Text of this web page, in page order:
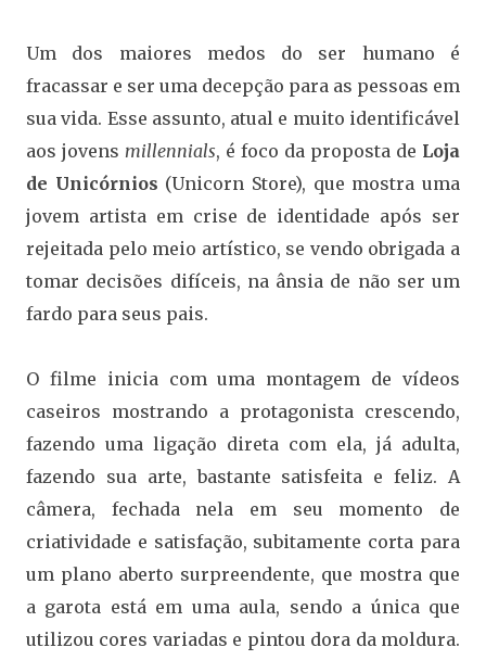
Um dos maiores medos do ser humano é
fracassar e ser uma decepção para as pessoas em
sua vida. Esse assunto, atual e muito identificável
aos jovens millennials, é foco da proposta de Loja
de Unicórnios (Unicorn Store), que mostra uma
jovem artista em crise de identidade após ser
rejeitada pelo meio artístico, se vendo obrigada a
tomar decisões difíceis, na ânsia de não ser um
fardo para seus pais.
O filme inicia com uma montagem de vídeos
caseiros mostrando a protagonista crescendo,
fazendo uma ligação direta com ela, já adulta,
fazendo sua arte, bastante satisfeita e feliz. A
câmera, fechada nela em seu momento de
criatividade e satisfação, subitamente corta para
um plano aberto surpreendente, que mostra que
a garota está em uma aula, sendo a única que
utilizou cores variadas e pintou dora da moldura.